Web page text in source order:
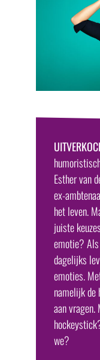
Esther van
ex-
het leven.
juiste
emotie?
dagelijks
emoties.
namelijk de
aan
we?